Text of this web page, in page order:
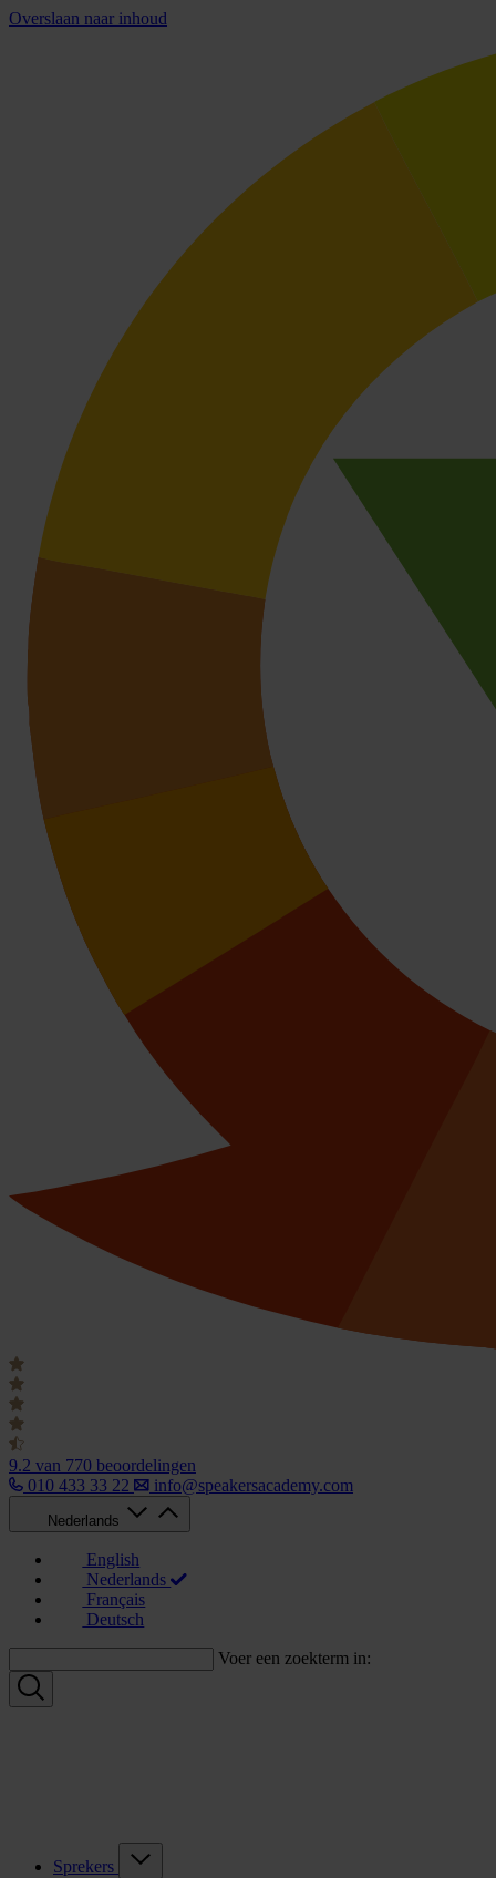
Overslaan naar inhoud
9.2 van 770 beoordelingen
010 433 33 22
info@speakersacademy.com
Nederlands
English
Nederlands
Français
Deutsch
Voer een zoekterm in:
Sprekers